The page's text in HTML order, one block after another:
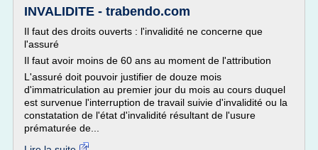
INVALIDITE - trabendo.com
Il faut des droits ouverts : l'invalidité ne concerne que
l'assuré
Il faut avoir moins de 60 ans au moment de l'attribution
L'assuré doit pouvoir justifier de douze mois
d'immatriculation au premier jour du mois au cours duquel
est survenue l'interruption de travail suivie d'invalidité ou la
constatation de l'état d'invalidité résultant de l'usure
prématurée de...